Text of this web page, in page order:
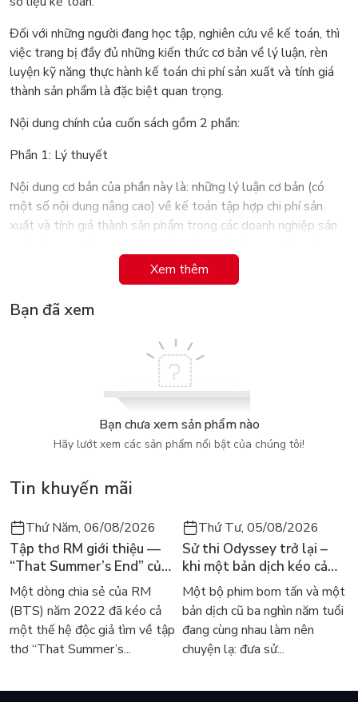
Đối với những người đang học tập, nghiên cứu về kế toán, thì
việc trang bị đầy đủ những kiến thức cơ bản về lý luận, rèn
luyện kỹ năng thực hành kế toán chi phí sản xuất và tính giá
thành sản phẩm là đặc biệt quan trọng.
Nội dung chính của cuốn sách gồm 2 phần:
Phần 1: Lý thuyết
Nội dung cơ bản của phần này là: những lý luận cơ bản (có
một số nội dung nâng cao) về kế toán tập hợp chi phí sản
xuất và tính giá thành sản phẩm trong các doanh nghiệp sản
doanh nghiệp hoạt động kinh doanh xây lắp.
phẩm công nghiệp.
Chương 2: Kế toán chi phí sản xuất và tính giá thành sản
Chương 3: Kế toán chi phí sản xuất và tính giá thành sản
Phần 2: Bài tập
Phần này bao gồm 50 bài tập về kế toán tập hợp chi phí sản
xuất, kế toán tính giá thành sản phẩm, trong đó 25 bài tập kế
toán công nghiệp, 10 bài tập kế toán nông nghiệp và 15 bài
tập kế toán xây lắp. Các bài tập được lựa chọn từ những bài
mẫu, đại diện cho các nội dung kiến thức, các phương pháp
khác nhau, với các mức độ dễ, khó và nâng cao, gồm bài tập tự
luận, bài tập trắc nghiệm, từng bài tập có hướng dẫn giải hoặc
lời giải cụ thể.
2.1. Bài tập kế toán công nghiệp
Xem thêm
Bạn đã xem
Bạn chưa xem sản phẩm nào
Hãy lướt xem các sản phẩm nổi bật của chúng tôi!
Tin khuyến mãi
Thứ Năm, 06/08/2026
Tập thơ RM giới thiệu —
“That Summer’s End” của
Lee Seong-bok ra mắt bản
tiếng Anh sau 4 năm gây
sốt
Một dòng chia sẻ của RM
(BTS) năm 2022 đã kéo cả
một thế hệ độc giả tìm về tập
thơ “That Summer’s...
Thứ Tư, 05/08/2026
Sử thi Odyssey trở lại –
khi một bản dịch kéo cả
thế giới về với văn học
kinh điển
Một bộ phim bom tấn và một
bản dịch cũ ba nghìn năm tuổi
đang cùng nhau làm nên
chuyện lạ: đưa sử...